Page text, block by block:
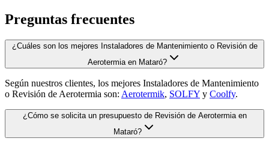
Preguntas frecuentes
¿Cuáles son los mejores Instaladores de Mantenimiento o Revisión de
Aerotermia en Mataró?
Según nuestros clientes, los mejores Instaladores de Mantenimiento
o Revisión de Aerotermia son: Aerotermik, SOLFY y Coolfy.
¿Cómo se solicita un presupuesto de Revisión de Aerotermia en
Mataró?